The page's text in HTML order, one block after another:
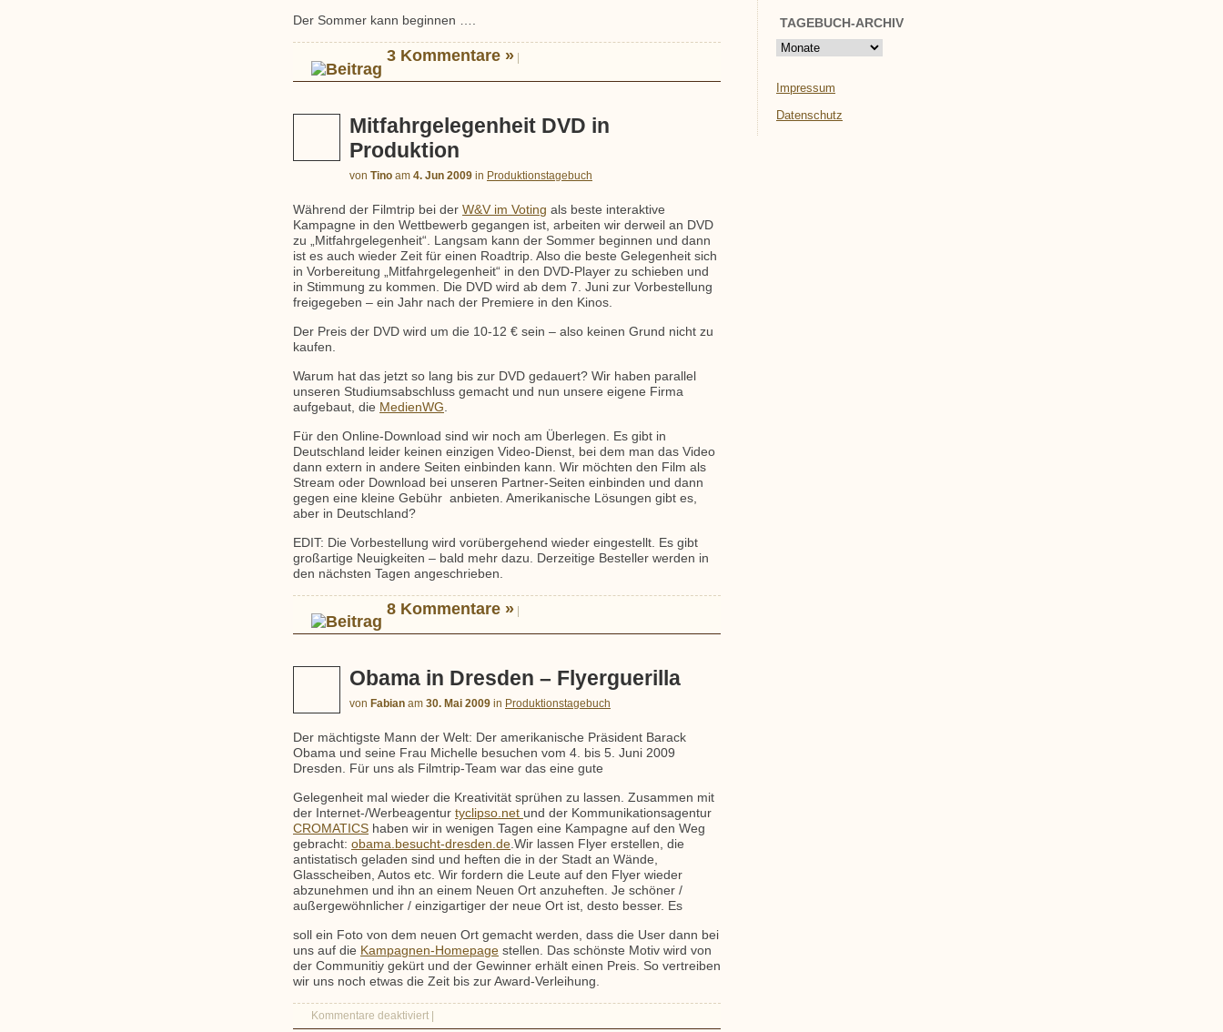
Der Sommer kann beginnen ….
3 Kommentare »
Mitfahrgelegenheit DVD in
Produktion
von Tino am 4. Jun 2009 in Produktionstagebuch
Während der Filmtrip bei der W&V im Voting als beste interaktive
Kampagne in den Wettbewerb gegangen ist, arbeiten wir derweil an DVD
zu „Mitfahrgelegenheit“. Langsam kann der Sommer beginnen und dann
ist es auch wieder Zeit für einen Roadtrip. Also die beste Gelegenheit sich
in Vorbereitung „Mitfahrgelegenheit“ in den DVD-Player zu schieben und
in Stimmung zu kommen. Die DVD wird ab dem 7. Juni zur Vorbestellung
freigegeben – ein Jahr nach der Premiere in den Kinos.
Der Preis der DVD wird um die 10-12 € sein – also keinen Grund nicht zu
kaufen.
Warum hat das jetzt so lang bis zur DVD gedauert? Wir haben parallel
unseren Studiumsabschluss gemacht und nun unsere eigene Firma
aufgebaut, die MedienWG
Für den Online-Download sind wir noch am Überlegen. Es gibt in
Deutschland leider keinen einzigen Video-Dienst, bei dem man das Video
dann extern in andere Seiten einbinden kann. Wir möchten den Film als
Stream oder Download bei unseren Partner-Seiten einbinden und dann
gegen eine kleine Gebühr anbieten. Amerikanische Lösungen gibt es,
aber in Deutschland?
EDIT: Die Vorbestellung wird vorübergehend wieder eingestellt. Es gibt
großartige Neuigkeiten – bald mehr dazu. Derzeitige Besteller werden in
den nächsten Tagen angeschrieben.
8 Kommentare » |
Obama in Dresden – Flyerguerilla
von Fabian am 30. Mai 2009 in Produktionstagebuch
Der mächtigste Mann der Welt: Der amerikanische Präsident Barack
Obama und seine Frau Michelle besuchen vom 4. bis 5. Juni 2009
Dresden. Für uns als Filmtrip-Team war das eine gute
Gelegenheit mal wieder die Kreativität sprühen zu lassen. Zusammen mit
der Internet-/Werbeagentur tyclipso.net und der Kommunikationsagentur
CROMATICS haben wir in wenigen Tagen eine Kampagne auf den Weg
gebracht: obama.besucht-dresden.de.Wir lassen Flyer erstellen, die
antistatisch geladen sind und heften die in der Stadt an Wände,
Glasscheiben, Autos etc. Wir fordern die Leute auf den Flyer wieder
abzunehmen und ihn an einem Neuen Ort anzuheften. Je schöner /
außergewöhnlicher / einzigartiger der neue Ort ist, desto besser. Es
soll ein Foto von dem neuen Ort gemacht werden, dass die User dann bei
uns auf die Kampagnen-Homepage stellen. Das schönste Motiv wird von
der Communitiy gekürt und der Gewinner erhält einen Preis. So vertreiben
wir uns noch etwas die Zeit bis zur Award-Verleihung.
Kommentare deaktiviert
TAGEBUCH-ARCHIV
Impressum
Datenschutz